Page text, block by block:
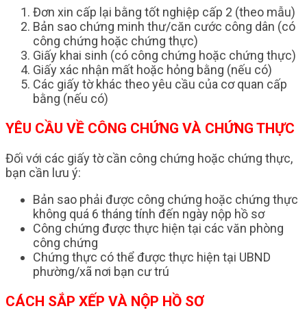
Đơn xin cấp lại bằng tốt nghiệp cấp 2 (theo mẫu)
Bản sao chứng minh thư/căn cước công dân (có
công chứng hoặc chứng thực)
Giấy khai sinh (có công chứng hoặc chứng thực)
Giấy xác nhận mất hoặc hỏng bằng (nếu có)
Các giấy tờ khác theo yêu cầu của cơ quan cấp
bằng (nếu có)
YÊU CẦU VỀ CÔNG CHỨNG VÀ CHỨNG THỰC
Đối với các giấy tờ cần công chứng hoặc chứng thực,
bạn cần lưu ý:
Bản sao phải được công chứng hoặc chứng thực
không quá 6 tháng tính đến ngày nộp hồ sơ
Công chứng được thực hiện tại các văn phòng
công chứng
Chứng thực có thể được thực hiện tại UBND
phường/xã nơi bạn cư trú
CÁCH SẮP XẾP VÀ NỘP HỒ SƠ